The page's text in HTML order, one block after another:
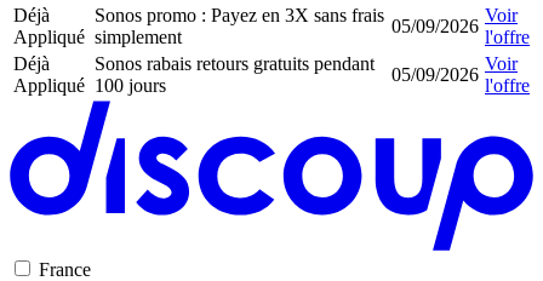
Déjà
Appliqué
Sonos promo : Payez en 3X sans frais
simplement
05/09/2026
Voir
l'offre
Déjà
Appliqué
Sonos rabais retours gratuits pendant
100 jours
05/09/2026
Voir
l'offre
France